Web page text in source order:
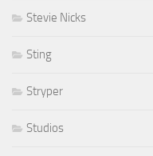
Stevie Nicks
Sting
Stryper
Studios